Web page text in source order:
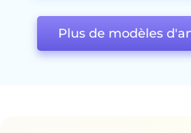
Plus de modèles